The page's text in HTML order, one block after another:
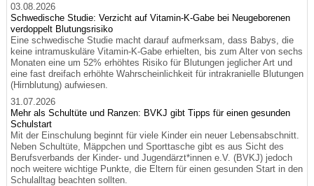
03.08.2026
Schwedische Studie: Verzicht auf Vitamin-K-Gabe bei Neugeborenen
verdoppelt Blutungsrisiko
Eine schwedische Studie macht darauf aufmerksam, dass Babys, die
keine intramuskuläre Vitamin-K-Gabe erhielten, bis zum Alter von sechs
Monaten eine um 52% erhöhtes Risiko für Blutungen jeglicher Art und
eine fast dreifach erhöhte Wahrscheinlichkeit für intrakranielle Blutungen
(Hirnblutung) aufwiesen.
31.07.2026
Mehr als Schultüte und Ranzen: BVKJ gibt Tipps für einen gesunden
Schulstart
Mit der Einschulung beginnt für viele Kinder ein neuer Lebensabschnitt.
Neben Schultüte, Mäppchen und Sporttasche gibt es aus Sicht des
Berufsverbands der Kinder- und Jugendärzt*innen e.V. (BVKJ) jedoch
noch weitere wichtige Punkte, die Eltern für einen gesunden Start in den
Schulalltag beachten sollten.